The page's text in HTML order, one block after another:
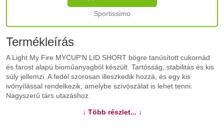
Sportissimo
Termékleírás
A Light My Fire MYCUP'N LID SHORT bögre tanúsított cukornád
és farost alapú bioműanyagból készült. Tartósság, stabilitás és kis
súly jellemzi. A fedél szorosan illeszkedik hozzá, és egy kis
ivónyílással rendelkezik, amelybe szívószálat is lehet tenni.
Nagyszerű társ utazáshoz.
↓ Több részlet... ↓